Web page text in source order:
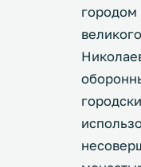
городом